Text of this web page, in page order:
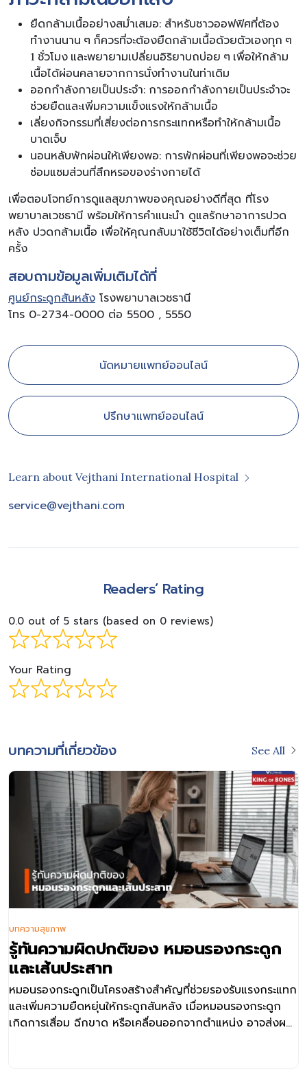
ยืดกล้ามเนื้ออย่างสม่ำเสมอ: สำหรับชาวออฟฟิศที่ต้อง
ทำงานนาน ๆ ก็ควรที่จะต้องยืดกล้ามเนื้อด้วยตัวเองทุก ๆ
1 ชั่วโมง และพยายามเปลี่ยนอิริยาบถบ่อย ๆ เพื่อให้กล้าม
เนื้อได้ผ่อนคลายจากการนั่งทำงานในท่าเดิม
ออกกำลังกายเป็นประจำ: การออกกำลังกายเป็นประจำจะ
ช่วยยืดและเพิ่มความแข็งแรงให้กล้ามเนื้อ
เลี่ยงกิจกรรมที่เสี่ยงต่อการกระแทกหรือทำให้กล้ามเนื้อ
บาดเจ็บ
นอนหลับพักผ่อนให้เพียงพอ: การพักผ่อนที่เพียงพอจะช่วย
ซ่อมแซมส่วนที่สึกหรอของร่างกายได้
เพื่อตอบโจทย์การดูแลสุขภาพของคุณอย่างดีที่สุด ที่โรง
พยาบาลเวชธานี พร้อมให้การคำแนะนำ ดูแลรักษาอาการปวด
หลัง ปวดกล้ามเนื้อ เพื่อให้คุณกลับมาใช้ชีวิตได้อย่างเต็มที่อีก
ครั้ง
สอบถามข้อมูลเพิ่มเติมได้ที่
ศูนย์กระดูกสันหลัง โรงพยาบาลเวชธานี
โทร 0-2734-0000 ต่อ 5500 , 5550
นัดหมายแพทย์ออนไลน์
ปรึกษาแพทย์ออนไลน์
Learn about Vejthani International Hospital
service@vejthani.com
Readers’ Rating
0.0 out of 5 stars (based on 0 reviews)
Your Rating
บทความที่เกี่ยวข้อง See All
รู้ทันความผิดปกติของ หมอนรองกระดูก
และเส้นประสาท
หมอนรองกระดูกเป็นโครงสร้างสำคัญที่ช่วยรองรับแรงกระแทก
และเพิ่มความยืดหยุ่นให้กระดูกสันหลัง เมื่อหมอนรองกระดูก
เกิดการเสื่อม ฉีกขาด หรือเคลื่อนออกจากตำแหน่ง อาจส่งผล
บทความสุขภาพ